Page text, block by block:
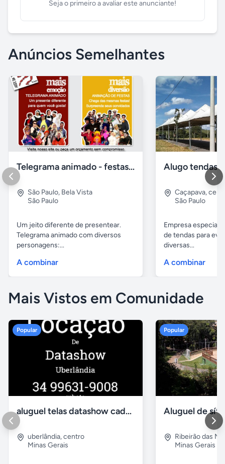
Seja o primeiro a avaliar este anunciante!
Anúncios Semelhantes
Telegrama animado - festas - presentes e eventos
São Paulo, Bela Vista
São Paulo
Um jeito diferente de presentear.
Telegrama animado com diversos
personagens:...
A combinar
Caçapava,
São Paulo
Empresa
de tendas para
diversas...
A combinar
Mais Vistos em Comunidade
Popular
aluguel telas datashow cadeiras uberlândia
uberlândia,centro
Minas Gerais
Popular
Ribeirão das
Minas Gerais